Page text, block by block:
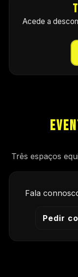
Acede a
Três espaços
Fala
Pedir